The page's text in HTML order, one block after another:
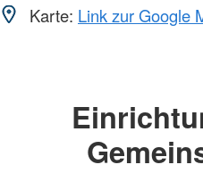
Karte: Link zur Google